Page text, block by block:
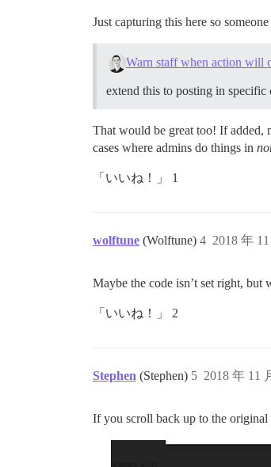
Just capturing this here so
Warn staff when action will
extend this to posting in
That would be great too! If added,
cases where admins do things in
「いいね！」 1
wolftune (Wolftune) 2018 年
4
Maybe the code isn’t set right, but
「いいね！」 2
Stephen (Stephen) 2018 年 11
5
If you scroll back up to the original